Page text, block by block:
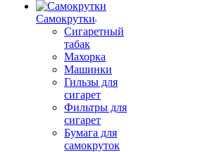
Самокрутки
Сигаретный
табак
Махорка
Машинки
Гильзы для
сигарет
Фильтры для
сигарет
Бумага для
самокруток